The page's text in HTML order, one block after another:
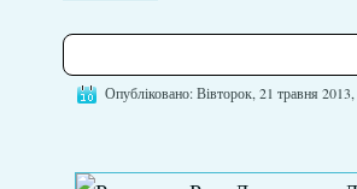
Опубліковано: Вівторок, 21 травня